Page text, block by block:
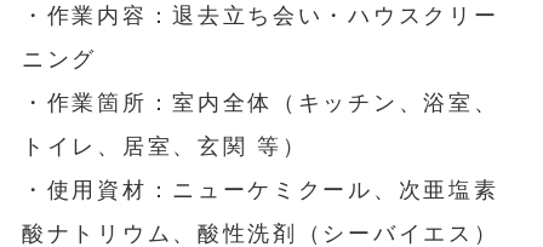
・作業内容：退去立ち会い・ハウスクリー
ニング
・作業箇所：室内全体（キッチン、浴室、
トイレ、居室、玄関 等）
・使用資材：ニューケミクール、次亜塩素
酸ナトリウム、酸性洗剤（シーバイエス）